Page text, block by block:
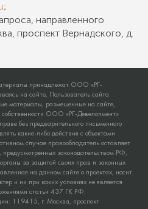
;
направленного
проспект Вернадского, д.
принадлежат ООО «РГ-
на сайте, Пользователь сайта
материалы, размещенные на сайте,
собственности ООО «РГ-Девелопмент»
без предварительного письменного
какие-либо действия с объектами
случае правообладатель оставляет
законодательством РФ,
за защитой своих прав и законных
на данном сайте о проектах, носит
и ни при каких условиях не является
статьи 437 ГК РФ.
119415, г. Москва, проспект